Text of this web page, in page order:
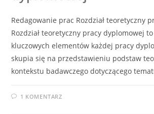
Redagowanie prac Rozdział teoretyczny
Rozdział teoretyczny pracy dyplomowej
kluczowych elementów każdej pracy
skupia się na przedstawieniu podstaw
kontekstu badawczego dotyczącego
1 KOMENTARZ